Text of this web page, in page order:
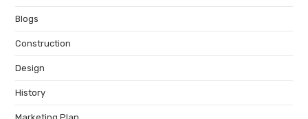
Blogs
Construction
Design
History